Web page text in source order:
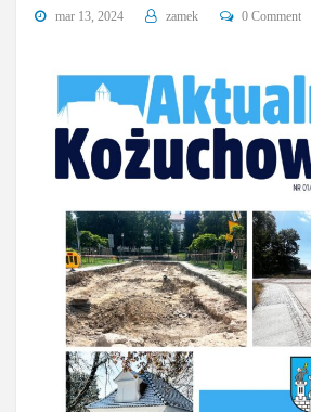
mar 13, 2024 zamek 0 Comment